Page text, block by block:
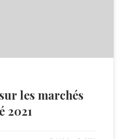
les marchés
2021